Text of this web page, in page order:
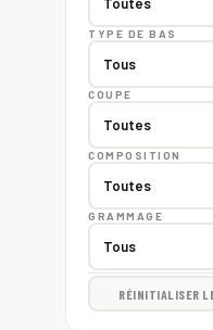
TYPE DE BAS
COUPE
COMPOSITION
GRAMMAGE
RÉINITIALISER